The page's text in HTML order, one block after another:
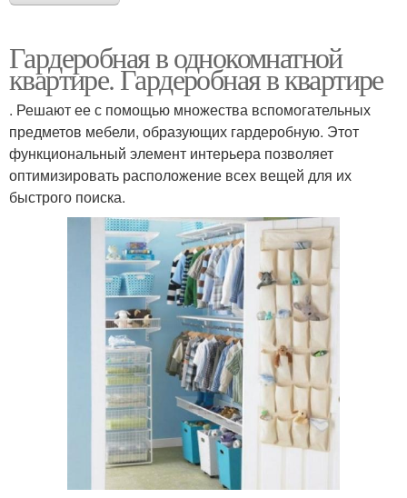
Гардеробная в однокомнатной
квартире. Гардеробная в квартире
. Решают ее с помощью множества вспомогательных
предметов мебели, образующих гардеробную. Этот
функциональный элемент интерьера позволяет
оптимизировать расположение всех вещей для их
быстрого поиска.